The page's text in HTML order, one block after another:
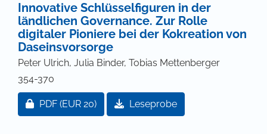
Innovative Schlüsselfiguren in der
ländlichen Governance. Zur Rolle
digitaler Pioniere bei der Kokreation von
Daseinsvorsorge
Peter Ulrich, Julia Binder, Tobias Mettenberger
354-370
Zugang für Abonnent/innen oder durch Zahlung
PDF (EUR 20) Leseprobe